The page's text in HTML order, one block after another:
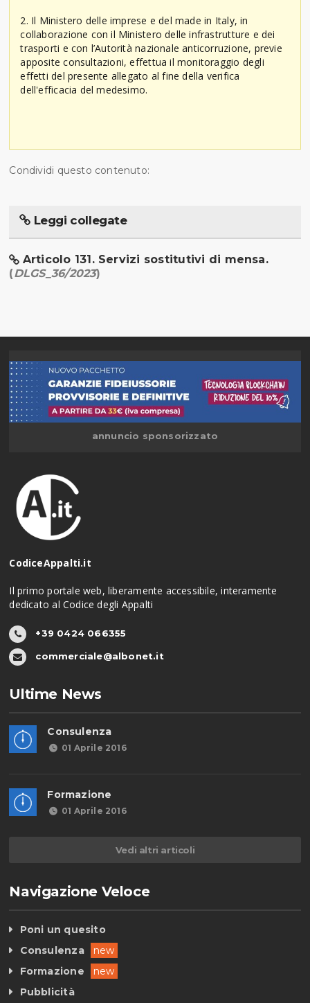
2. Il Ministero delle imprese e del made in Italy, in
collaborazione con il Ministero delle infrastrutture e dei
trasporti e con l’Autorità nazionale anticorruzione, previe
apposite consultazioni, effettua il monitoraggio degli
effetti del presente allegato al fine della verifica
dell'efficacia del medesimo.
Condividi questo contenuto:
Leggi collegate
Articolo 131. Servizi sostitutivi di mensa.
(DLGS_36/2023)
annuncio sponsorizzato
CodiceAppalti.it
Il primo portale web, liberamente accessibile, interamente
dedicato al Codice degli Appalti
+39 0424 066355
commerciale@albonet.it
Ultime News
Consulenza
01 Aprile 2016
Formazione
01 Aprile 2016
Vedi altri articoli
Navigazione Veloce
Poni un quesito
Consulenza
new
Formazione
new
Pubblicità